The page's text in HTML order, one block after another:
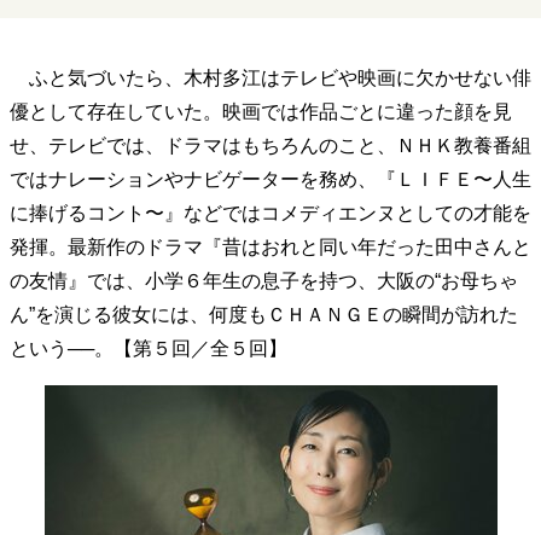
リーダーの流儀 変革の原動力
次世代へのバトン
マインドセット
忘れられない言葉
10代・20代の土台
ライフスタイル・生き方
美しさの哲学
パートナーとの歩み方
病が教えてくれたこと
熱狂できるもの
一生モノの愛用品
私を彩るエッセンス
60代のネクストステージ
ふと気づいたら、木村多江はテレビや映画に欠かせない俳
優として存在していた。映画では作品ごとに違った顔を見
せ、テレビでは、ドラマはもちろんのこと、ＮＨＫ教養番組
ではナレーションやナビゲーターを務め、『ＬＩＦＥ〜人生
に捧げるコント〜』などではコメディエンヌとしての才能を
発揮。最新作のドラマ『昔はおれと同い年だった田中さんと
の友情』では、小学６年生の息子を持つ、大阪の“お母ちゃ
ん”を演じる彼女には、何度もＣＨＡＮＧＥの瞬間が訪れた
という──。【第５回／全５回】